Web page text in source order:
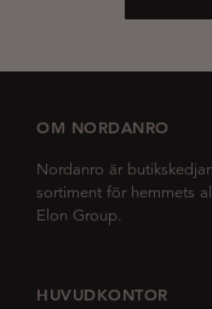
OM NORDANRO
Nordanro är
sortiment för hemmets
Elon Group.
HUVUDKONTOR